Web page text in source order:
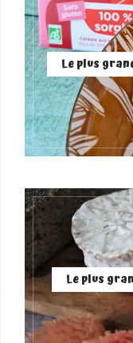
Le plus
Le plus